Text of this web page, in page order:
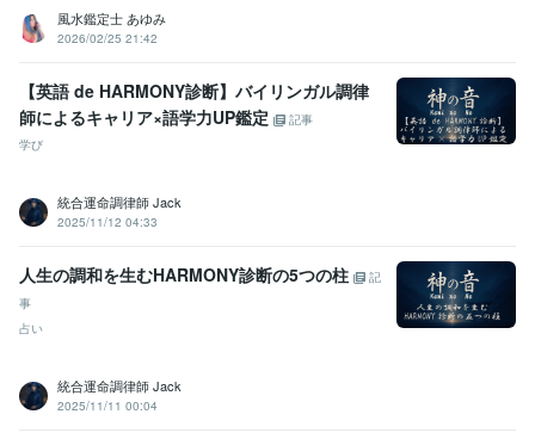
風水鑑定士 あゆみ
2026/02/25 21:42
【英語 de HARMONY診断】バイリンガル調律
師によるキャリア×語学力UP鑑定
記事
学び
統合運命調律師 Jack
2025/11/12 04:33
人生の調和を生むHARMONY診断の5つの柱
記
事
占い
統合運命調律師 Jack
2025/11/11 00:04